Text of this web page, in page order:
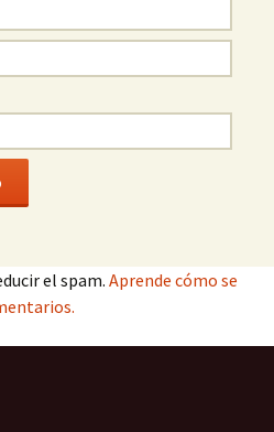
el spam. Aprende cómo se